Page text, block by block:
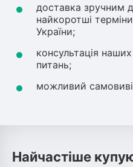
доставка зручним
найкоротші
України;
консультація
питань;
можливий
Найчастіше